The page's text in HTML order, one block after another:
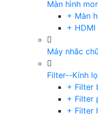
Màn hình
+ Màn
+
Máy nhắc
Filter--Kính
+ Filter
+ Filter
+ Filter